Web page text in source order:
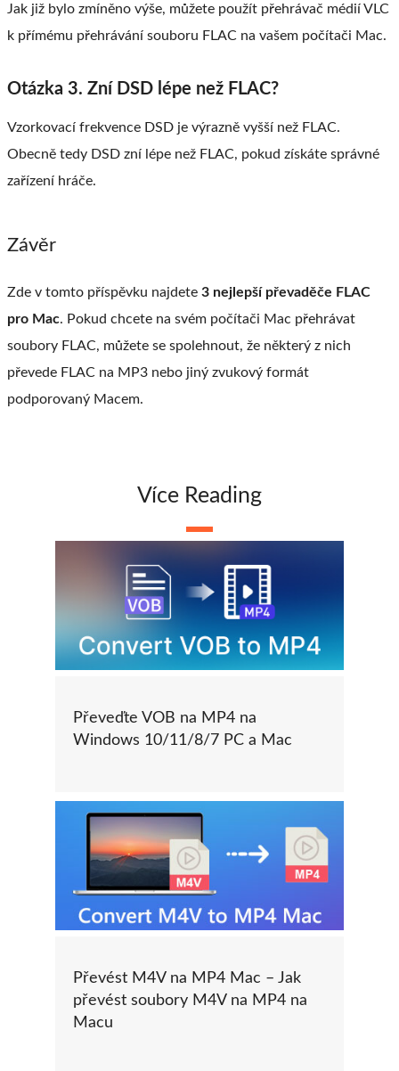
Jak již bylo zmíněno výše, můžete použít přehrávač médií VLC
k přímému přehrávání souboru FLAC na vašem počítači Mac.
Otázka 3. Zní DSD lépe než FLAC?
Vzorkovací frekvence DSD je výrazně vyšší než FLAC.
Obecně tedy DSD zní lépe než FLAC, pokud získáte správné
zařízení hráče.
Závěr
Zde v tomto příspěvku najdete 3 nejlepší převaděče FLAC
pro Mac. Pokud chcete na svém počítači Mac přehrávat
soubory FLAC, můžete se spolehnout, že některý z nich
převede FLAC na MP3 nebo jiný zvukový formát
podporovaný Macem.
Více Reading
Převeďte VOB na MP4 na
Windows 10/11/8/7 PC a Mac
Převést M4V na MP4 Mac – Jak
převést soubory M4V na MP4 na
Macu